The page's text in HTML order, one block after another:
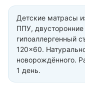
Детские матрасы
ППУ,
гипоаллергенный
120×60.
новорождённого.
1 день.